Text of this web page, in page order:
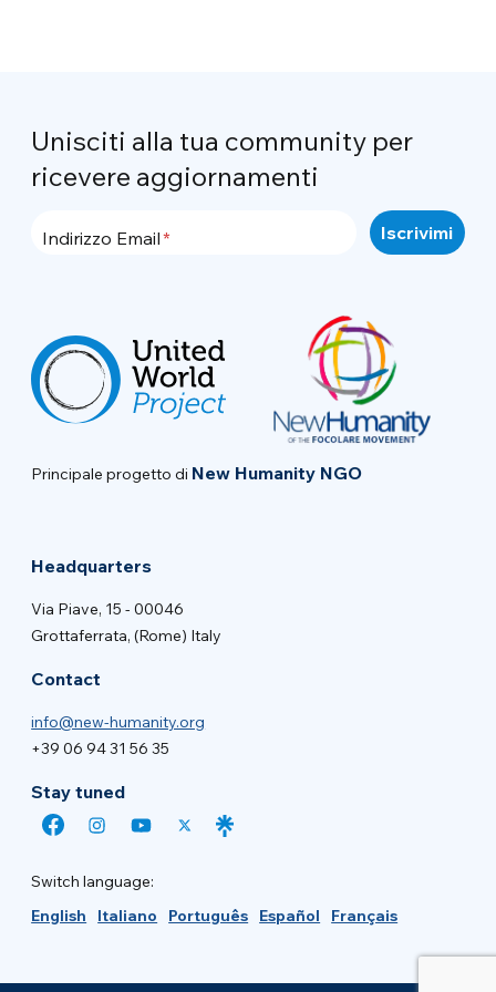
Unisciti alla tua community per
ricevere aggiornamenti
Indirizzo Email
Principale progetto di New Humanity NGO
Headquarters
Via Piave, 15 - 00046
Grottaferrata, (Rome) Italy
Contact
info@new-humanity.org
+39 06 94 31 56 35
Stay tuned
Switch language:
English
Italiano Português Español Français